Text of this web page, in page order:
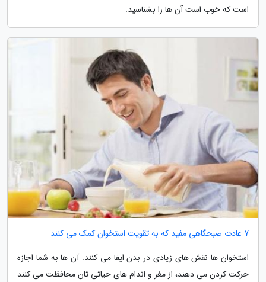
است که خوب است آن ها را بشناسید.
7 عادت صبحگاهی مفید که به تقویت استخوان کمک می کنند
استخوان ها نقش های زیادی در بدن ایفا می کنند. آن ها به شما اجازه
حرکت کردن می دهند، از مغز و اندام های حیاتی تان محافظت می کنند